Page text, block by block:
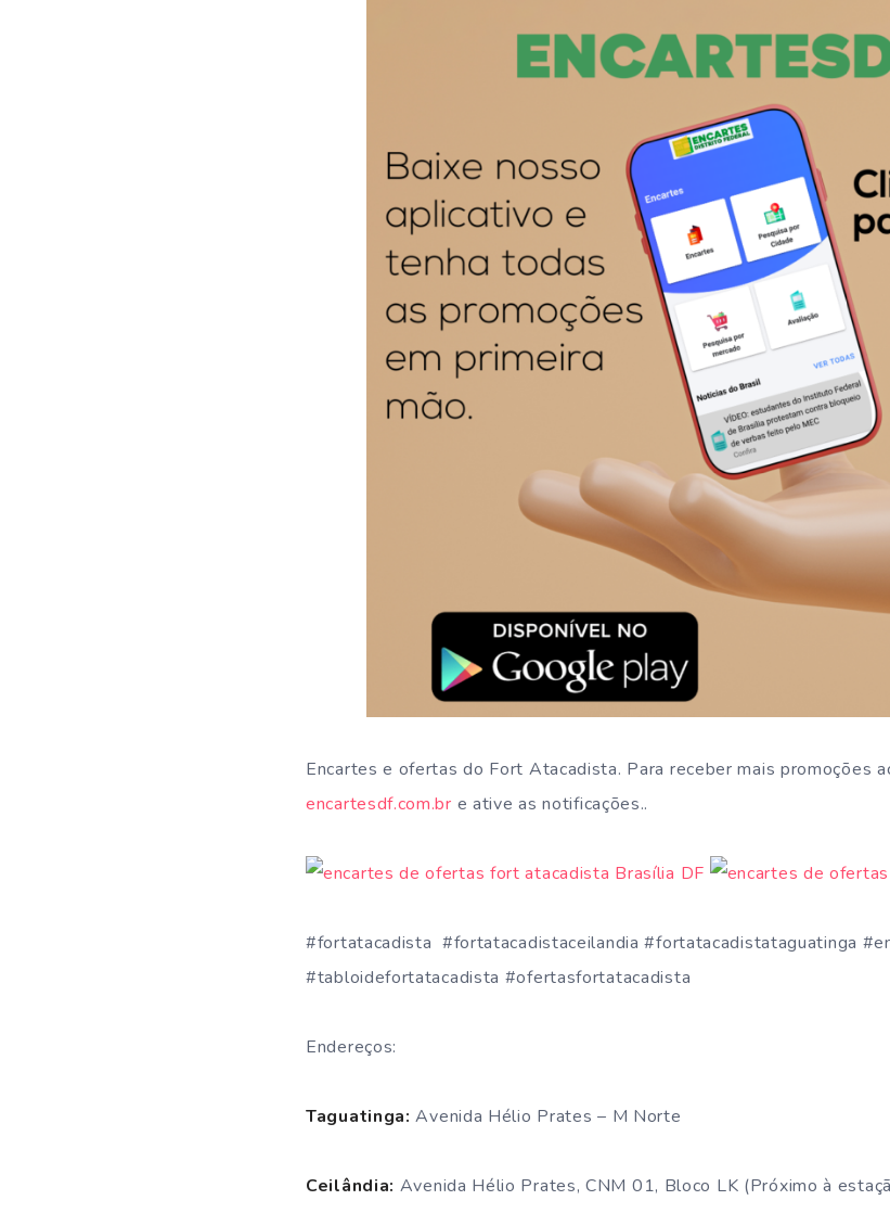
Encartes e ofertas do Fort Atacadista. Para receber mais promoções
encartesdf.com.br e ative as notificações..
#fortatacadista #fortatacadistaceilandia #fortatacadistataguatinga
#tabloidefortatacadista #ofertasfortatacadista
Endereços:
Taguatinga: Avenida Hélio Prates – M Norte
Ceilândia: Avenida Hélio Prates, CNM 01, Bloco LK (Próximo à